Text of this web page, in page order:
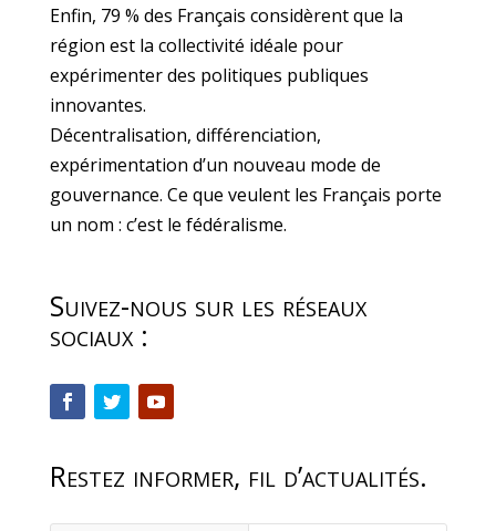
Enfin, 79 % des Français considèrent que la
région est la collectivité idéale pour
expérimenter des politiques publiques
innovantes.
Décentralisation, différenciation,
expérimentation d’un nouveau mode de
gouvernance. Ce que veulent les Français porte
un nom : c’est le fédéralisme.
Suivez-nous sur les réseaux
sociaux :
Restez informer, fil d’actualités.